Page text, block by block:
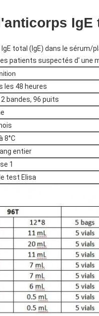
IgE
total (IgE) dans le sérum/
patients suspectés d' une
les 48 heures
bandes, 96 puits
8°C
entier
1
test Elisa